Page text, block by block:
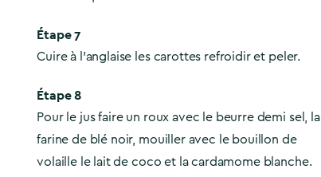
Étape 7
Cuire à l’anglaise les carottes refroidir et peler.
Étape 8
Pour le jus faire un roux avec le beurre demi sel, la
farine de blé noir, mouiller avec le bouillon de
volaille le lait de coco et la cardamome blanche.